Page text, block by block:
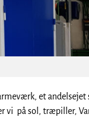
et andelsejet
vi på sol, træpiller,